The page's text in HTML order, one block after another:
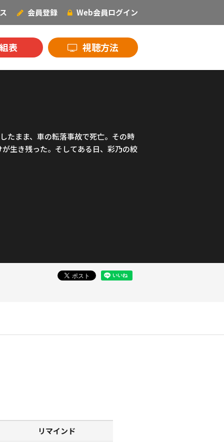
表 視聴方法
会員登録 Web会員ログイン
オリジナル
たまま、車の転落事故で死亡。その時
生き残った。そしてある日、彩乃の絞
リマインド